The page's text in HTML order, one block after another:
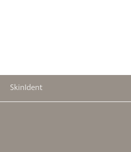
Zur Hauptnavigation springen
SkinIdent